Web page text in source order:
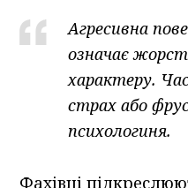
Агресивна
означає
характеру.
страх або
психологиня.
Фахівці